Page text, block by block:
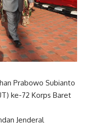
Prabowo Subianto
ke-72 Korps Baret
Jenderal